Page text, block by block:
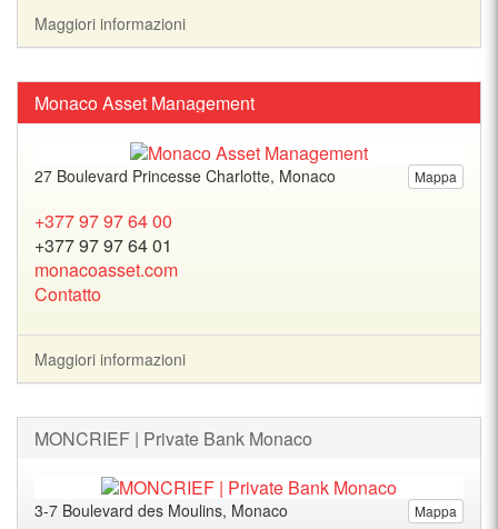
Maggiori informazioni
Monaco Asset Management
Mappa
27 Boulevard Princesse Charlotte, Monaco
+377 97 97 64 00
+377 97 97 64 01
monacoasset.com
Contatto
Maggiori informazioni
MONCRIEF | Private Bank Monaco
Mappa
3-7 Boulevard des Moulins, Monaco